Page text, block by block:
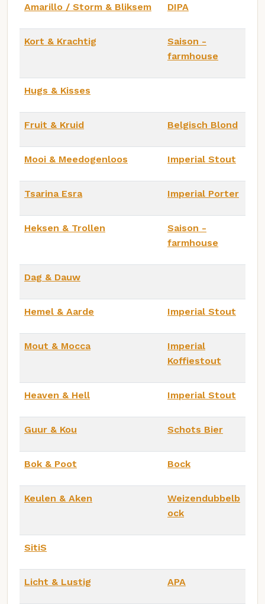
Amarillo / Storm & Bliksem DIPA
Kort & Krachtig
Saison -
farmhouse
Hugs & Kisses
Fruit & Kruid Belgisch Blond
Mooi & Meedogenloos Imperial Stout
Tsarina Esra Imperial Porter
Heksen & Trollen
Saison -
farmhouse
Dag & Dauw
Hemel & Aarde Imperial Stout
Mout & Mocca
Imperial
Koffiestout
Heaven & Hell Imperial Stout
Guur & Kou Schots Bier
Bok & Poot Bock
Keulen & Aken
Weizendubbelb
ock
SitiS
Licht & Lustig APA